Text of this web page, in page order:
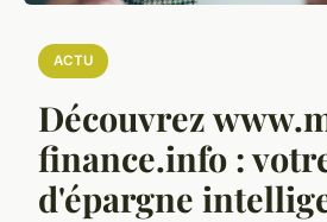
ACTU
Découvrez
finance.info :
d'épargne